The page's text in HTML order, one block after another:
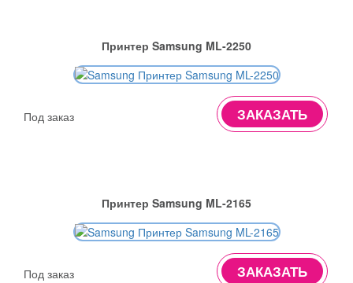
Принтер Samsung ML-2250
Под заказ ЗАКАЗАТЬ
Принтер Samsung ML-2165
Под заказ ЗАКАЗАТЬ